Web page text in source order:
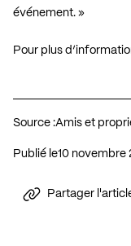
événement. »
Pour plus
Source :Amis et
Publié le 10 novembre
Partager